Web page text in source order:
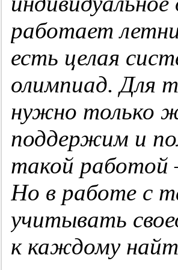
работает
есть целая
олимпиад. Для
нужно только
поддержим и
такой работой
Но в работе с
учитывать
к каждому